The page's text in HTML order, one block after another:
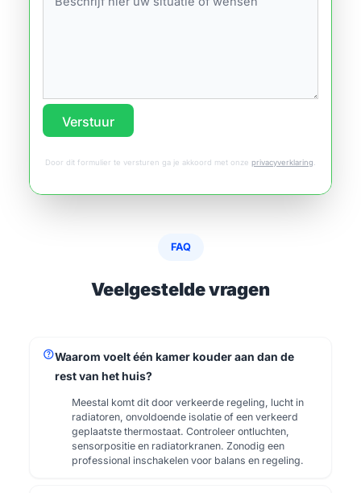
Verstuur
Door dit formulier te versturen ga je akkoord met onze privacyverklaring
FAQ
Veelgestelde vragen
helpWaarom voelt één kamer kouder aan dan de
rest van het huis?
Meestal komt dit door verkeerde regeling, lucht in
radiatoren, onvoldoende isolatie of een verkeerd
geplaatste thermostaat. Controleer ontluchten,
sensorpositie en radiatorkranen. Zonodig een
professional inschakelen voor balans en regeling.